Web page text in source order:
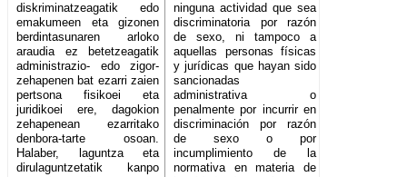
diskriminatzeagatik edo
emakumeen eta gizonen
berdintasunaren arloko
araudia ez betetzeagatik
administrazio- edo zigor-
zehapenen bat ezarri zaien
pertsona fisikoei eta
juridikoei ere, dagokion
zehapenean ezarritako
denbora-tarte osoan.
Halaber, laguntza eta
dirulaguntzetatik kanpo
ninguna actividad que sea
discriminatoria por razón
de sexo, ni tampoco a
aquellas personas físicas
y jurídicas que hayan sido
sancionadas
administrativa o
penalmente por incurrir en
discriminación por razón
de sexo o por
incumplimiento de la
normativa en materia de